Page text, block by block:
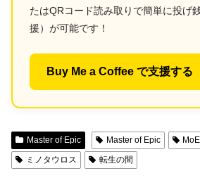
たはQRコード読み取りで簡単に投げ
援）が可能です！
Buy Me a Coffee で支援する
Master of Epic Master of Epic MoE
ミノタウロス
転生の間